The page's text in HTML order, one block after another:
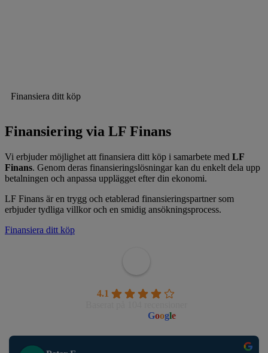
Finansiera ditt köp
Finansiering via LF Finans
Vi erbjuder möjlighet att finansiera ditt köp i samarbete med LF
Finans. Genom deras finansieringslösningar kan du enkelt dela upp
betalningen och anpassa upplägget efter din ekonomi.
LF Finans är en trygg och etablerad finansieringspartner som
erbjuder tydliga villkor och en smidig ansökningsprocess.
Finansiera ditt köp
4.1
Google